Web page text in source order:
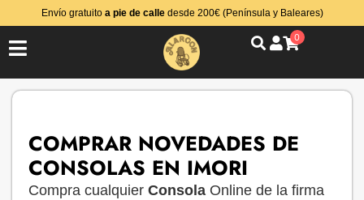
Envío gratuito a pie de calledesde 200€ (Península y Baleares)
0
COMPRAR NOVEDADES DE
CONSOLAS EN IMORI
Compra cualquier Consola Online de la firma